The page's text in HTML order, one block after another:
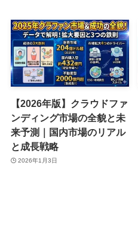
【2026年版】クラウドファ
ンディング市場の全貌と未
来予測｜国内市場のリアル
と成長戦略
2026年1月3日